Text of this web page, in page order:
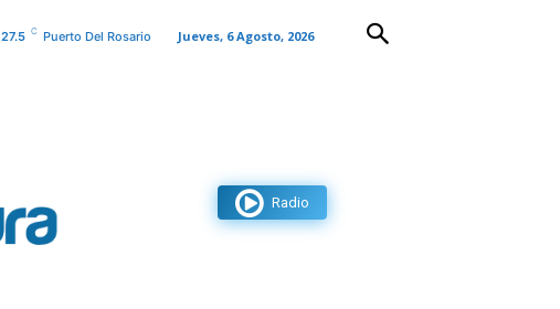
27.5 C Puerto Del Rosario Jueves, 6 Agosto, 2026
Radio